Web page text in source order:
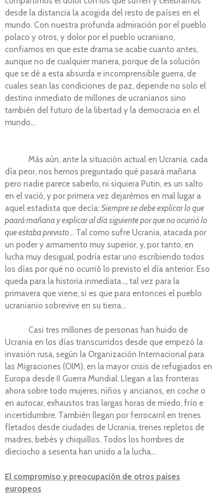
desde la distancia la acogida del resto de países en el
mundo. Con nuestra profunda admiración por el pueblo
polaco y otros, y dolor por el pueblo ucraniano,
confiamos en que este drama se acabe cuanto antes,
aunque no de cualquier manera, porque de la solución
que se dé a esta absurda e incomprensible guerra, de
cuales sean las condiciones de paz, depende no solo el
destino inmediato de millones de ucranianos sino
también del futuro de la libertad y la democracia en el
mundo…
Más aún, ante la situación actual en Ucrania, cada
día peor, nos hemos preguntado qué pasará mañana
pero nadie parece saberlo, ni siquiera Putin, es un salto
en el vació, y por primera vez dejarémos en mal lugar a
aquel estadista que decía: Siempre se debe explicar lo que
paará mañana y explicar al día siguiente por que no ocurrió lo
que estaba previsto… Tal como sufre Ucrania, atacada por
un poder y armamento muy superior, y, por tanto, en
lucha muy desigual, podría estar uno escribiendo todos
los días por qué no ocurrió lo previsto el día anterior. Eso
queda para la historia inmediata…, tal vez para la
primavera que viene, si es que para entonces el pueblo
ucranianio sobrevive en su tierra…
Casi tres millones de personas han huido de
Ucrania en los días transcurridos desde que empezó la
invasión rusa, según la Organización Internacional para
las Migraciones (OIM), en la mayor crisis de refugiados en
Europa desde II Guerra Mundial. Llegan a las fronteras
ahora sobre todo mujeres, niños y ancianos, en coche o
en autocar, exhaustos tras largas horas de miedo, frío e
incertidumbre. También llegan por ferrocarril en trenes
fletados desde ciudades de Ucrania, trenes repletos de
madres, bebés y chiquillos. Todos los hombres de
dieciocho a sesenta han unido a la lucha…
El compromiso y preocupación de otros países
europeos